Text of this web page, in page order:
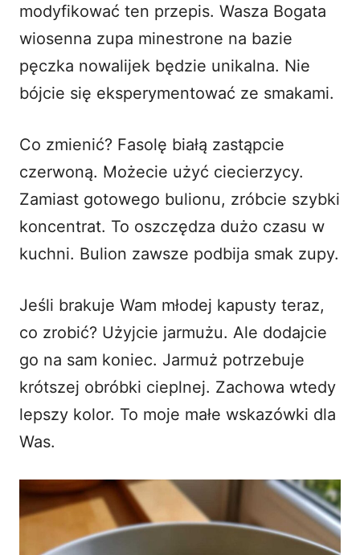
modyfikować ten przepis. Wasza Bogata
wiosenna zupa minestrone na bazie
pęczka nowalijek będzie unikalna. Nie
bójcie się eksperymentować ze smakami.
Co zmienić? Fasolę białą zastąpcie
czerwoną. Możecie użyć ciecierzycy.
Zamiast gotowego bulionu, zróbcie szybki
koncentrat. To oszczędza dużo czasu w
kuchni. Bulion zawsze podbija smak zupy.
Jeśli brakuje Wam młodej kapusty teraz,
co zrobić? Użyjcie jarmużu. Ale dodajcie
go na sam koniec. Jarmuż potrzebuje
krótszej obróbki cieplnej. Zachowa wtedy
lepszy kolor. To moje małe wskazówki dla
Was.